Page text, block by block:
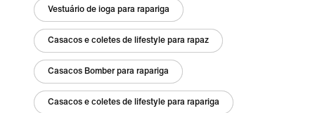
Vestuário de ioga para rapariga
Casacos e coletes de lifestyle para rapaz
Casacos Bomber para rapariga
Casacos e coletes de lifestyle para rapariga